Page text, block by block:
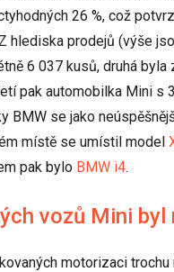
26 %, což
hlediska prodejů (výše
6 037 kusů, druhá
pak automobilka Mini s
BMW se jako
místě se umístil model
pak bylo BMW i4.
vozů Mini byl
motorizaci trochu